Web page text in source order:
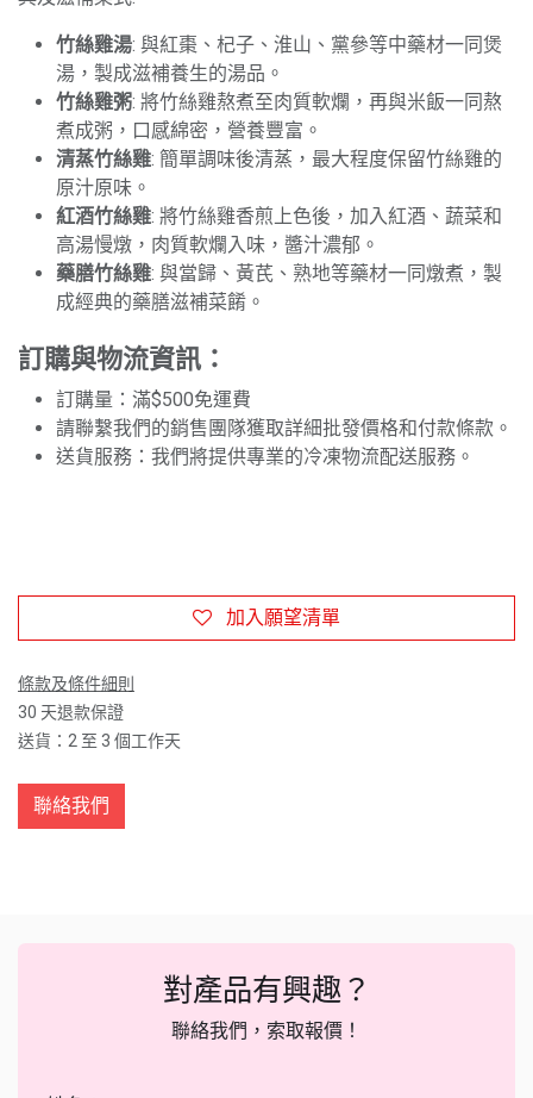
竹絲雞湯: 與紅棗、杞子、淮山、黨參等中藥材一同煲
湯，製成滋補養生的湯品。
竹絲雞粥: 將竹絲雞熬煮至肉質軟爛，再與米飯一同熬
煮成粥，口感綿密，營養豐富。
清蒸竹絲雞: 簡單調味後清蒸，最大程度保留竹絲雞的
原汁原味。
紅酒竹絲雞: 將竹絲雞香煎上色後，加入紅酒、蔬菜和
高湯慢燉，肉質軟爛入味，醬汁濃郁。
藥膳竹絲雞: 與當歸、黃芪、熟地等藥材一同燉煮，製
成經典的藥膳滋補菜餚。
訂購與物流資訊：
訂購量：滿$500免運費
請聯繫我們的銷售團隊獲取詳細批發價格和付款條款。
送貨服務：我們將提供專業的冷凍物流配送服務。
加入願望清單
條款及條件細則
30 天退款保證
送貨：2 至 3 個工作天
聯絡我們
對產品有興趣？
聯絡我們，索取報價！